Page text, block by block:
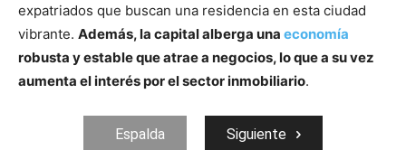
expatriados que buscan una residencia en esta ciudad
vibrante. Además, la capital alberga una economía
robusta y estable que atrae a negocios, lo que a su vez
aumenta el interés por el sector inmobiliario.
Espalda Siguiente